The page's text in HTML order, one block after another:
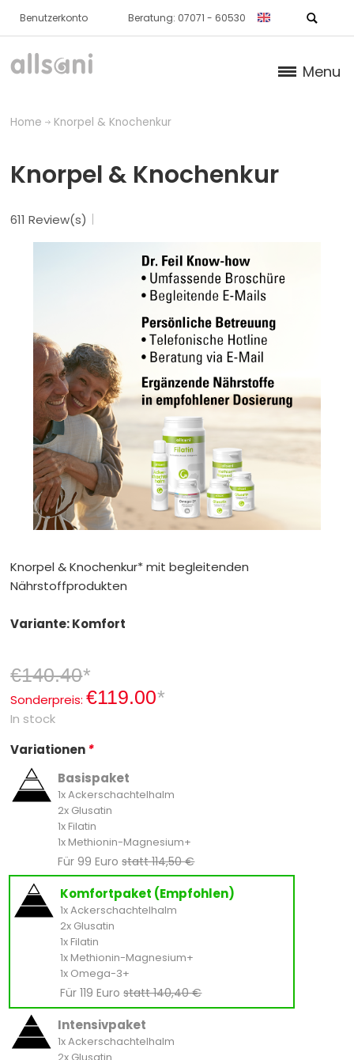
Benutzerkonto Beratung: 07071 - 60530
Menu
About us
Dr. Feil Strategy
Home Knorpel & Knochenkur
Knorpel & Knochenkur
611 Review(s)
Knorpel & Knochenkur* mit begleitenden
Nährstoffprodukten
Variante: Komfort
€140.40*
Sonderpreis: €119.00*
In stock
Variationen*
Basispaket
1x Ackerschachtelhalm
2x Glusatin
1x Filatin
1x Methionin-Magnesium+
Für 99 Eurostatt 114,50 €
Komfortpaket (Empfohlen)
1x Ackerschachtelhalm
2x Glusatin
1x Filatin
1x Methionin-Magnesium+
1x Omega-3+
Für 119 Eurostatt 140,40 €
Intensivpaket
1x Ackerschachtelhalm